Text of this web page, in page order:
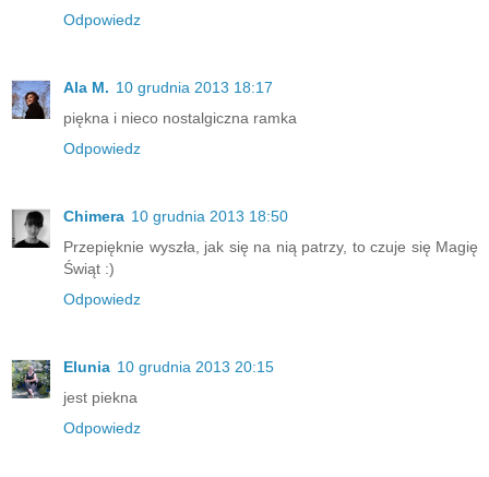
Odpowiedz
Ala M. 10 grudnia 2013 18:17
piękna i nieco nostalgiczna ramka
Odpowiedz
Chimera 10 grudnia 2013 18:50
Przepięknie wyszła, jak się na nią patrzy, to czuje się Magię
Świąt :)
Odpowiedz
Elunia 10 grudnia 2013 20:15
jest piekna
Odpowiedz